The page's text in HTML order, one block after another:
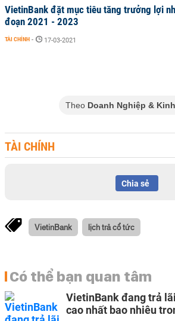
VietinBank đặt mục tiêu tăng trưởng lợi
đoạn 2021 - 2023
TÀI CHÍNH - 17-03-2021
Theo Doanh Nghiệp &
TÀI CHÍNH
Chia sẻ
VietinBank lịch trả cổ tức
Có thể bạn quan tâm
VietinBank đang trả
cao nhất bao nhiêu